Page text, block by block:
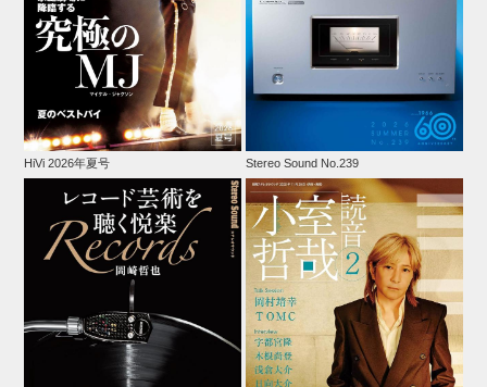
HiVi 2026年夏号 Stereo Sound No.239